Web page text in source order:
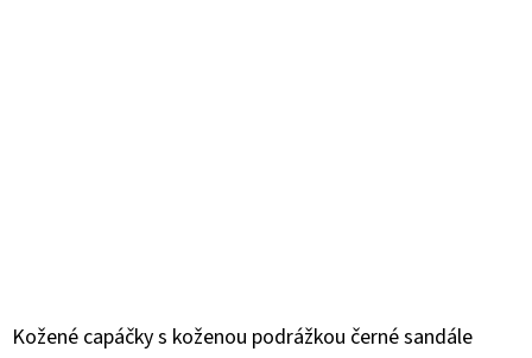
Kožené capáčky s koženou podrážkou černé sandále